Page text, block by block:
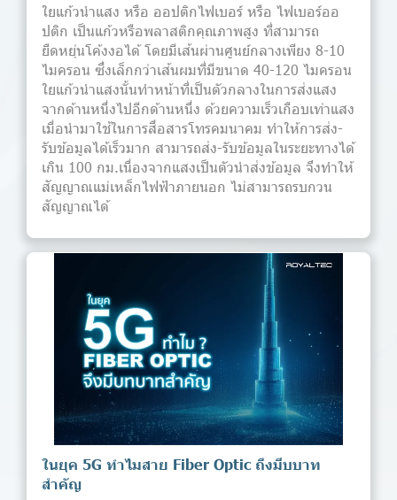
ใยแก้วนำแสง หรือ ออปติกไฟเบอร์ หรือ ไฟเบอร์ออ
ปติก เป็นแก้วหรือพลาสติกคุณภาพสูง ที่สามารถ
ยืดหยุ่นโค้งงอได้ โดยมีเส้นผ่านศูนย์กลางเพียง 8-10
ไมครอน ซึ่งเล็กกว่าเส้นผมที่มีขนาด 40-120 ไมครอน
ใยแก้วนำแสงนั้นทำหน้าที่เป็นตัวกลางในการส่งแสง
จากด้านหนึ่งไปอีกด้านหนึ่ง ด้วยความเร็วเกือบเท่าแสง
เมื่อนำมาใช้ในการสื่อสารโทรคมนาคม ทำให้การส่ง-
รับข้อมูลได้เร็วมาก สามารถส่ง-รับข้อมูลในระยะทางได้
เกิน 100 กม.เนื่องจากแสงเป็นตัวนำส่งข้อมูล จึงทำให้
สัญญาณแม่เหล็กไฟฟ้าภายนอก ไม่สามารถรบกวน
สัญญาณได้
ในยุค 5G ทำไมสาย Fiber Optic ถึงมีบบาท
สำคัญ